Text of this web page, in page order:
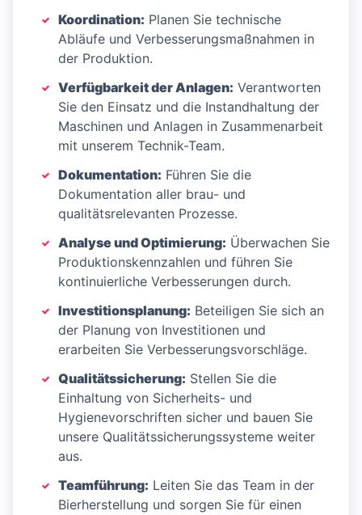
Koordination: Planen Sie technische
Abläufe und Verbesserungsmaßnahmen in
der Produktion.
Verfügbarkeit der Anlagen: Verantworten
Sie den Einsatz und die Instandhaltung der
Maschinen und Anlagen in Zusammenarbeit
mit unserem Technik-Team.
Dokumentation: Führen Sie die
Dokumentation aller brau- und
qualitätsrelevanten Prozesse.
Analyse und Optimierung: Überwachen Sie
Produktionskennzahlen und führen Sie
kontinuierliche Verbesserungen durch.
Investitionsplanung: Beteiligen Sie sich an
der Planung von Investitionen und
erarbeiten Sie Verbesserungsvorschläge.
Qualitätssicherung: Stellen Sie die
Einhaltung von Sicherheits- und
Hygienevorschriften sicher und bauen Sie
unsere Qualitätssicherungssysteme weiter
aus.
Teamführung: Leiten Sie das Team in der
Bierherstellung und sorgen Sie für einen